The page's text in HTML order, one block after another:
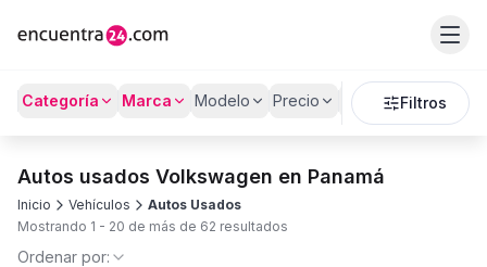
Categoría Marca Modelo Precio KilómetrosFiltros
Autos usados Volkswagen en Panamá
Inicio Vehículos
Autos Usados
Mostrando 1 - 20 de más de 62 resultados
Ordenar por: